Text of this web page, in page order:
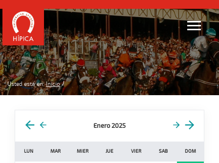
Usted está en: Inicio
Enero 2025
LUN MAR MIER JUE VIER SAB DOM